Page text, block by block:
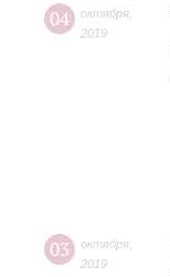
04 октября
2019
03 октября
2019